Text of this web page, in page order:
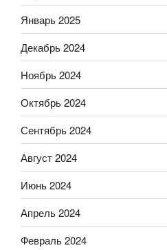
Январь 2025
Декабрь 2024
Ноябрь 2024
Октябрь 2024
Сентябрь 2024
Август 2024
Июнь 2024
Апрель 2024
Февраль 2024